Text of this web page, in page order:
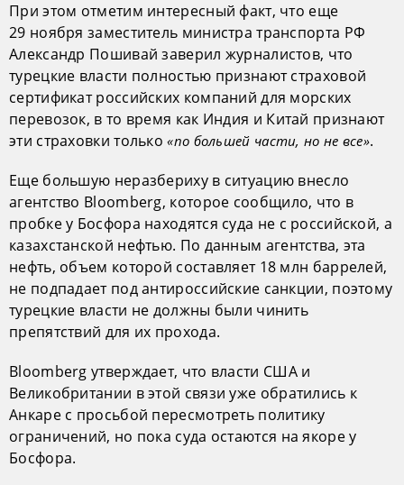
При этом отметим интересный факт, что еще
29 ноября заместитель министра транспорта РФ
Александр Пошивай заверил журналистов, что
турецкие власти полностью признают страховой
сертификат российских компаний для морских
перевозок, в то время как Индия и Китай признают
эти страховки только«по большей части, но не все».
Еще большую неразбериху в ситуацию внесло
агентство Bloomberg, которое сообщило, что в
пробке у Босфора находятся суда не с российской, а
казахстанской нефтью. По данным агентства, эта
нефть, объем которой составляет 18 млн баррелей,
не подпадает под антироссийские санкции, поэтому
турецкие власти не должны были чинить
препятствий для их прохода.
Bloomberg утверждает, что власти США и
Великобритании в этой связи уже обратились к
Анкаре с просьбой пересмотреть политику
ограничений, но пока суда остаются на якоре у
Босфора.